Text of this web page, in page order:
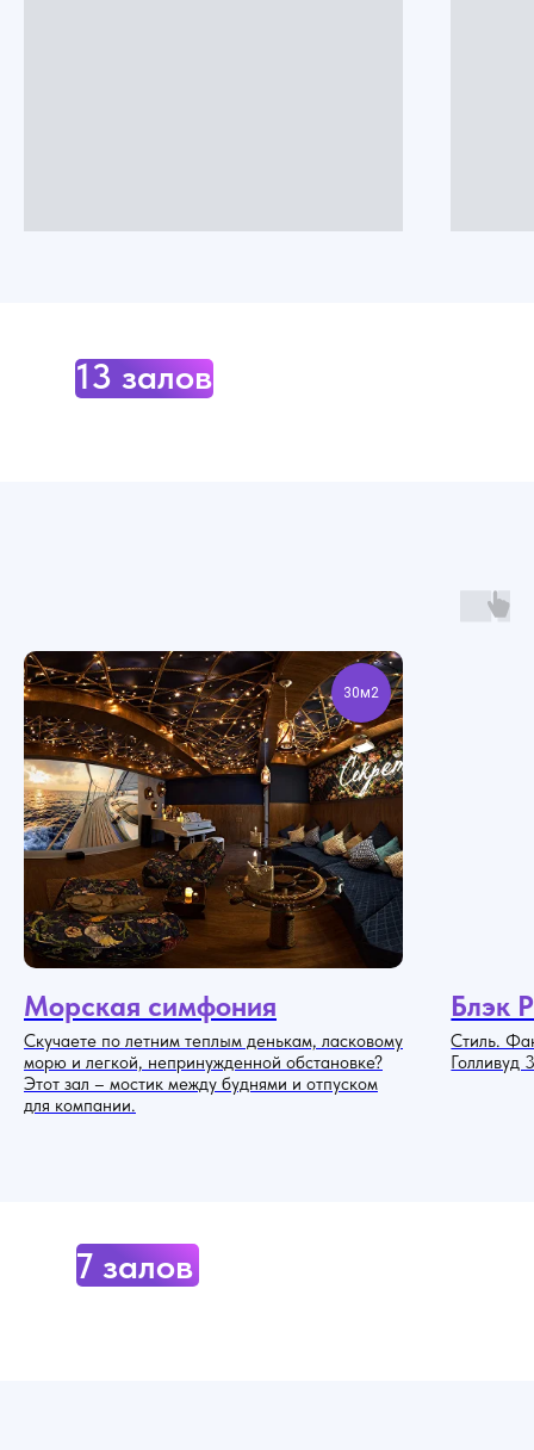
13 залов по адресу:
30м2
Морская симфония
Скучаете по летним теплым денькам, ласковому
морю и легкой, непринужденной обстановке?
Этот зал – мостик между буднями и отпуском
для компании.
Блэк
Стиль.
Голливуд
7 залов по адресу: